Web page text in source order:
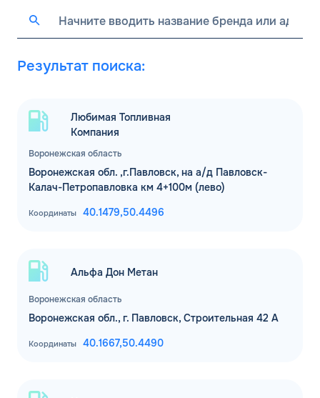
Результат поиска:
Воронежская область
Любимая Топливная
Компания
Воронежская обл. ,г.Павловск, на а/д Павловск-
Калач-Петропавловка км 4+100м (лево)
Координаты 40.1479,50.4496
Воронежская область
Альфа Дон Метан
Воронежская обл., г. Павловск, Строительная 42 А
Координаты 40.1667,50.4490